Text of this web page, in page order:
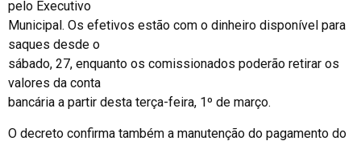
pelo Executivo
Municipal. Os efetivos estão com o dinheiro disponível para
saques desde o
sábado, 27, enquanto os comissionados poderão retirar os
valores da conta
bancária a partir desta terça-feira, 1º de março.
O decreto confirma também a manutenção do pagamento do